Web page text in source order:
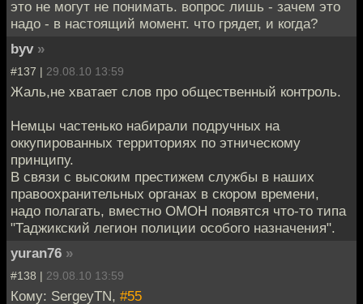
это не могут не понимать. вопрос лишь - зачем это
надо - в настоящий момент. что грядет, и когда?
byv »
#137 | 29.08.10 13:59
Жаль,не хватает слов про общественный контроль.
Немцы частенько набирали подручных на
оккупированных территориях по этническому
принципу.
В связи с высоким престижем службы в наших
правоохранительных органах в скором времени,
надо полагать, вместно ОМОН появятся что-то типа
"Таджикский легион полиции особого назначения".
yuran76 »
#138 | 29.08.10 13:59
Кому: SergeyTN, #55